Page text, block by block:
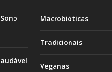
Macrobióticas
Tradicionais
Veganas